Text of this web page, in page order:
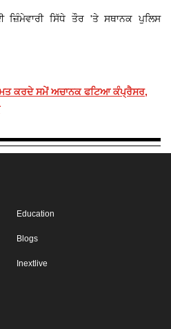
ਜ਼ਿੰਮੇਵਾਰੀ ਸਿੱਧੇ ਤੌਰ 'ਤੇ ਸਥਾਨਕ ਪੁਲਿਸ
ਕਰਦੇ ਸਮੇਂ ਅਚਾਨਕ ਫਟਿਆ ਕੰਪ੍ਰੈਸਰ,
Education
Blogs
Inextlive